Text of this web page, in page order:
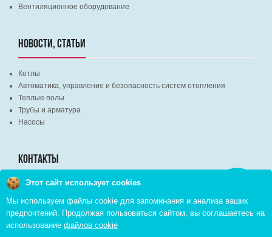
Вентиляционное оборудование
НОВОСТИ, СТАТЬИ
Котлы
Автоматика, управление и безопасность систем отопления
Теплые полы
Трубы и арматура
Насосы
КОНТАКТЫ
г. Минск, ВЦ "Экспобел", строительный рынок, павильон № 8c
г. Минск, ул. М. Лынькова, д. 35, пом. 199
+375 (29) 110-46-46 (А1)
+375 (29) 373-90-16 (A1)
Этот сайт использует cookies
Мы используем файлы cookie для запоминания и анализа ваших
предпочтений. Продолжая пользоваться сайтом, вы соглашаетесь на
использование файлов cookie